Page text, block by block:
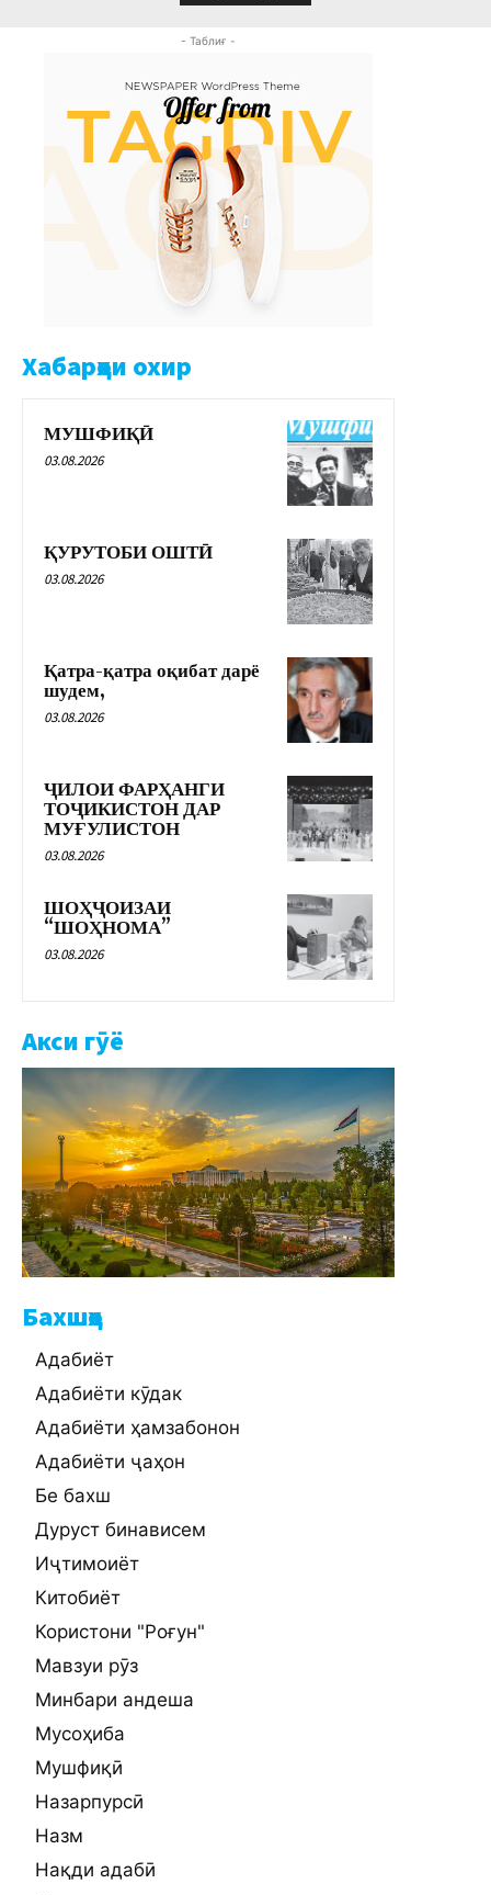
- Таблиғ -
Хабарҳои охир
МУШФИҚӢ
03.08.2026
ҚУРУТОБИ ОШТӢ
03.08.2026
Қатра-қатра оқибат дарё
шудем,
03.08.2026
ҶИЛОИ ФАРҲАНГИ
ТОҶИКИСТОН ДАР
МУҒУЛИСТОН
03.08.2026
ШОҲҶОИЗАИ
“ШОҲНОМА”
03.08.2026
Акси гӯё
Бахшҳо
Адабиёт
Адабиёти кӯдак
Адабиёти ҳамзабонон
Адабиёти ҷаҳон
Бе бахш
Дуруст бинависем
Иҷтимоиёт
Китобиёт
Користони "Роғун"
Мавзуи рӯз
Минбари андеша
Мусоҳиба
Мушфиқӣ
Назарпурсӣ
Назм
Нақди адабӣ